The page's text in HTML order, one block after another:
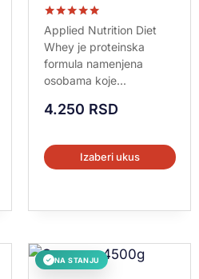
Ocenjeno sa
5.00
od 5
Applied Nutrition Diet
Whey je proteinska
formula namenjena
osobama koje...
4.250 RSD
Izaberi ukus
✓ NA STANJU